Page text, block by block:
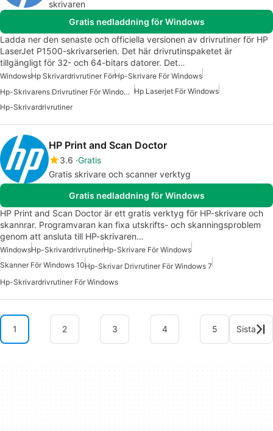
skrivaren
Gratis nedladdning för Windows
Ladda ner den senaste och officiella versionen av drivrutiner för HP
LaserJet P1500-skrivarserien. Det här drivrutinspaketet är
tillgängligt för 32- och 64-bitars datorer. Det…
WindowsHp Skrivardrivrutiner FörHp-Skrivare För Windows
Hp-Skrivarens Drivrutiner För Windows 7 Hp Laserjet För Windows
Hp-Skrivardrivrutiner
HP Print and Scan Doctor
3.6 Gratis
Gratis skrivare och scanner verktyg
Gratis nedladdning för Windows
HP Print and Scan Doctor är ett gratis verktyg för HP-skrivare och
skannrar. Programvaran kan fixa utskrifts- och skanningsproblem
genom att ansluta till HP-skrivaren…
WindowsHp-SkrivardrivrutinerHp-Skrivare För Windows
Skanner För Windows 10Hp-Skrivar Drivrutiner För Windows 7
Hp-Skrivardrivrutiner För Windows
1 2 3 4 5 Sista